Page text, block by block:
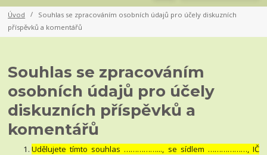
Úvod
Souhlas se zpracováním osobních údajů pro účely diskuzních
příspěvků a komentářů
Souhlas se zpracováním
osobních údajů pro účely
diskuzních příspěvků a
komentářů
Udělujete tímto souhlas ……………..., se sídlem ………………, IČ